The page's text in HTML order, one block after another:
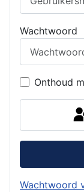
Wachtwoord
Onthoud
Wachtwoord